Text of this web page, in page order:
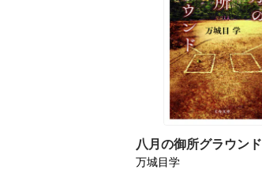
八月の御所グラウンド
万城目学